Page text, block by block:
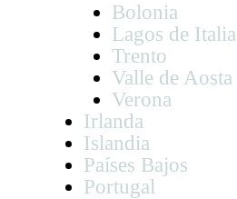
Bolonia
Lagos de Italia
Trento
Valle de Aosta
Verona
Irlanda
Islandia
Países Bajos
Portugal